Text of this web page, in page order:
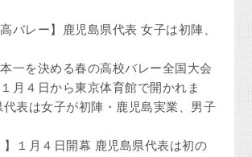
バレー】鹿児島県代表 女子は初陣、
一を決める春の高校バレー全国大会
月４日から東京体育館で開かれま
表は女子が初陣・鹿児島実業、男子
】１月４日開幕 鹿児島県代表は初の